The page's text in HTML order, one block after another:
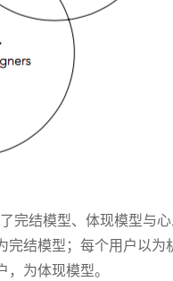
完结模型、体现模型与
结模型；每个用户以
为体现模型。